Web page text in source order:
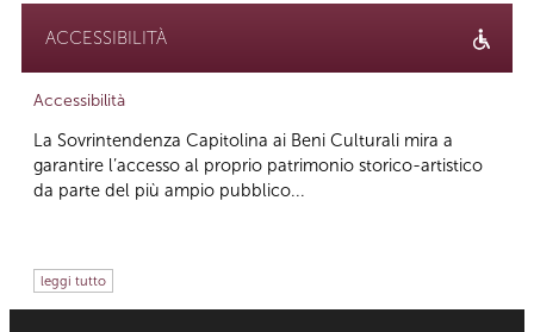
ACCESSIBILITÀ
Accessibilità
La Sovrintendenza Capitolina ai Beni Culturali mira a
garantire l’accesso al proprio patrimonio storico-artistico
da parte del più ampio pubblico...
leggi tutto